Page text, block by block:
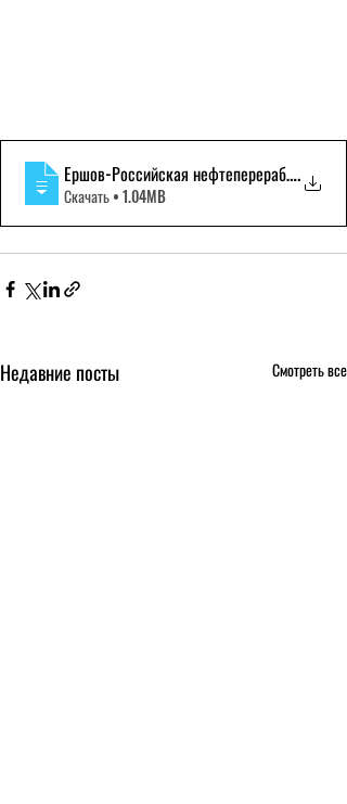
Ершов-Российская нефтепереработка и
.
Скачать • 1.04MB
Недавние посты Смотреть все